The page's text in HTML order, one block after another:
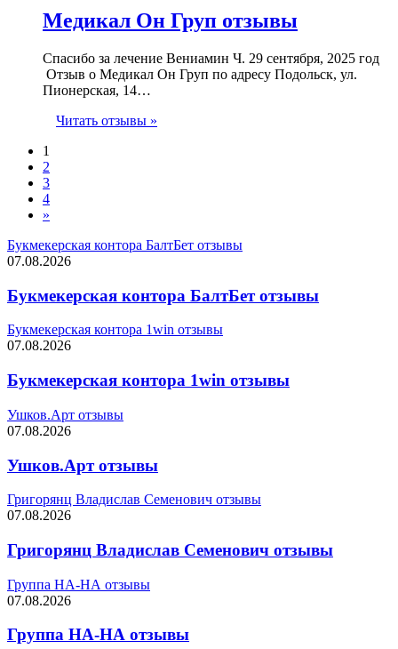
Медикал Он Груп отзывы
Спасибо за лечение Вениамин Ч. 29 сентября, 2025 год
Отзыв о Медикал Он Груп по адресу Подольск, ул.
Пионерская, 14…
Читать отзывы »
1
2
3
4
»
Букмекерская контора БалтБет отзывы
07.08.2026
Букмекерская контора БалтБет отзывы
Букмекерская контора 1win отзывы
07.08.2026
Букмекерская контора 1win отзывы
Ушков.Арт отзывы
07.08.2026
Ушков.Арт отзывы
Григорянц Владислав Семенович отзывы
07.08.2026
Григорянц Владислав Семенович отзывы
Группа НА-НА отзывы
07.08.2026
Группа НА-НА отзывы